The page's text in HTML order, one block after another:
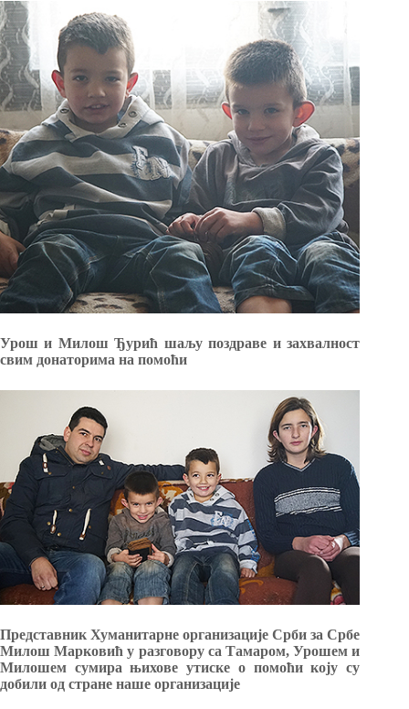
Урош и Милош Ђурић шаљу поздраве и захвалност
свим донаторима на помоћи
Представник Хуманитарне организације Срби за Србе
Милош Марковић у разговору са Тамаром, Урошем и
Милошем сумира њихове утиске о помоћи коју су
добили од стране наше организације